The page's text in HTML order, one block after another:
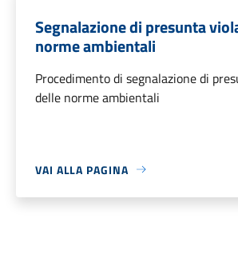
Segnalazione di presunta
norme ambientali
Procedimento di segnalazione di
delle norme ambientali
VAI ALLA PAGINA